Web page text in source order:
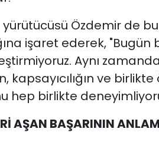
yürütücüsü Özdemir de
işaret ederek,
Aynı
kapsayıcılığın ve
hep birlikte
AŞAN BAŞARININ